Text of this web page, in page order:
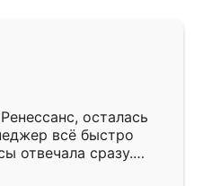
осталась
всё быстро
отвечала сразу.
подошёл к